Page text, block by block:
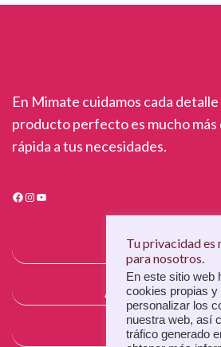
En Mimate cuidamos cada
producto perfecto es mucho más
rápida a tus necesidades.
Facebook
Instagram
MÍMATE
ALTA
PRODUCTOOS
Tu privacidad
para nosotros.
En este sitio web
cookies propias
personalizar los
nuestra web, así
tráfico generado